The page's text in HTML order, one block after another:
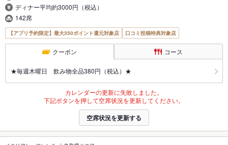
ディナー平均約3000円（税込）
142席
【アプリ予約限定】最大350ポイント還元対象店 口コミ投稿特典対象店
クーポン コース
★毎週木曜日 飲み物全品380円（税込）★
カレンダーの更新に失敗しました。
下記ボタンを押して空席状況を更新してください。
空席状況を更新する